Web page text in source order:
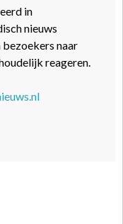
in
nieuws
naar
reageren.